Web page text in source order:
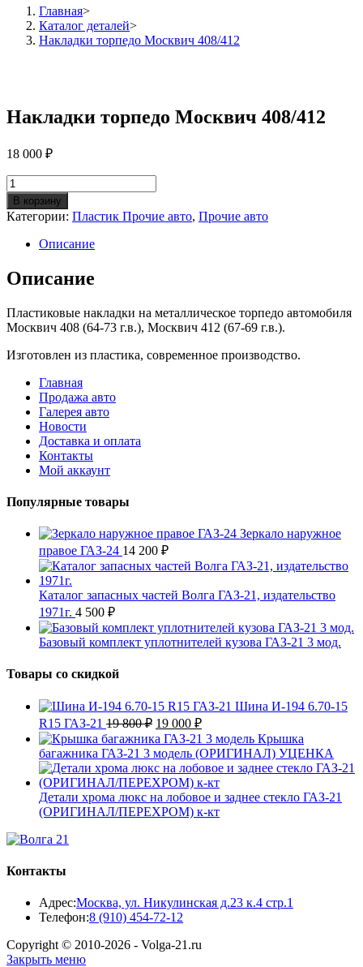
Главная>
Каталог деталей>
Накладки торпедо Москвич 408/412
Накладки торпедо Москвич 408/412
18 000 ₽
Количество
Накладки
торпедо
Москвич
408/412
В корзину
Категории: Пластик Прочие авто, Прочие авто
Описание
Описание
Пластиковые накладки на металлическое торпедо автомобиля
Москвич 408 (64-73 г.в.), Москвич 412 (67-69 г.в.).
Изготовлен из пластика, современное производство.
Главная
Продажа авто
Галерея авто
Новости
Доставка и оплата
Контакты
Мой аккаунт
Популярные товары
Зеркало наружное
правое ГАЗ-24 14 200 ₽
Каталог запасных частей Волга ГАЗ-21, издательство
1971г. 4 500 ₽
Базовый комплект уплотнителей кузова ГАЗ-21 3 мод.
Товары со скидкой
Шина И-194 6.70-15
R15 ГАЗ-21 19 800₽ Первоначальная
цена
составляла
19
800 ₽.
19 000 ₽Текущая
цена:
19
000 ₽.
Крышка
багажника ГАЗ-21 3 модель (ОРИГИНАЛ) УЦЕНКА
Детали хрома люкс на лобовое и заднее стекло ГАЗ-21
(ОРИГИНАЛ/ПЕРЕХРОМ) к-кт
Контакты
Адрес:Москва, ул. Никулинская д.23 к.4 стр.1
Телефон:8 (910) 454-72-12
вашем
Copyright © 2010-2026 - Volga-21.ru
Закрыть меню